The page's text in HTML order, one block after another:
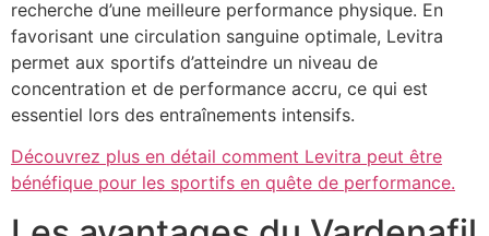
recherche d’une meilleure performance physique. En
favorisant une circulation sanguine optimale, Levitra
permet aux sportifs d’atteindre un niveau de
concentration et de performance accru, ce qui est
essentiel lors des entraînements intensifs.
Découvrez plus en détail comment Levitra peut être
bénéfique pour les sportifs en quête de performance.